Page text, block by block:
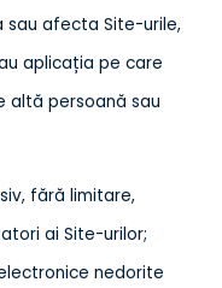
sau afecta Site-urile,
aplicația pe care
altă persoană sau
fără limitare,
ai Site-urilor;
nedorite